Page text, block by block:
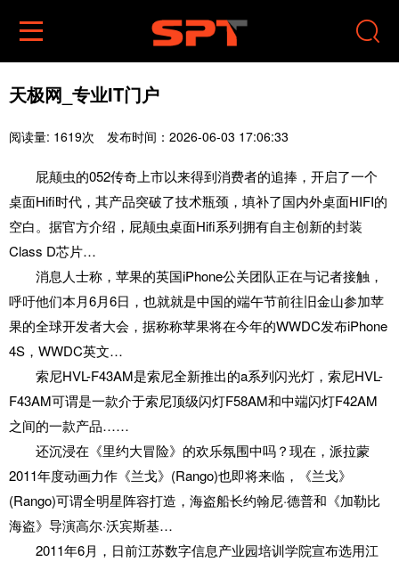
 
天极网_专业IT门户
阅读量: 1619次 发布时间：2026-06-03 17:06:33
屁颠虫的052传奇上市以来得到消费者的追捧，开启了一个
桌面Hifi时代，其产品突破了技术瓶颈，填补了国内外桌面HIFI的
空白。据官方介绍，屁颠虫桌面Hifi系列拥有自主创新的封装
Class D芯片…
消息人士称，苹果的英国iPhone公关团队正在与记者接触，
呼吁他们本月6月6日，也就就是中国的端午节前往旧金山参加苹
果的全球开发者大会，据称称苹果将在今年的WWDC发布iPhone
4S，WWDC英文…
索尼HVL-F43AM是索尼全新推出的a系列闪光灯，索尼HVL-
F43AM可谓是一款介于索尼顶级闪灯F58AM和中端闪灯F42AM
之间的一款产品……
还沉浸在《里约大冒险》的欢乐氛围中吗？现在，派拉蒙
2011年度动画力作《兰戈》(Rango)也即将来临，《兰戈》
(Rango)可谓全明星阵容打造，海盗船长约翰尼·德普和《加勒比
海盗》导演高尔·沃宾斯基…
2011年6月，日前江苏数字信息产业园培训学院宣布选用江